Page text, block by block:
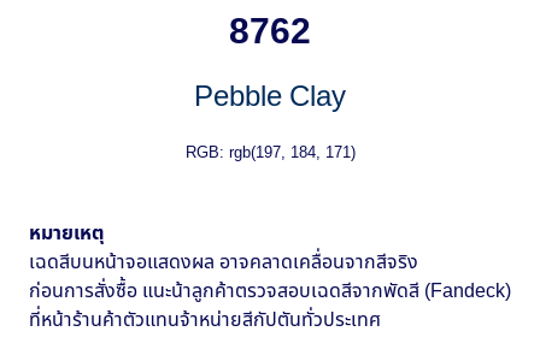
8762
Pebble Clay
RGB: rgb(197, 184, 171)
หมายเหตุ
เฉดสีบนหน้าจอแสดงผล อาจคลาดเคลื่อนจากสีจริง
ก่อนการสั่งซื้อ แนะน้าลูกค้าตรวจสอบเฉดสีจากพัดสี (Fandeck)
ที่หน้าร้านค้าตัวแทนจ้าหน่ายสีกัปตันทั่วประเทศ